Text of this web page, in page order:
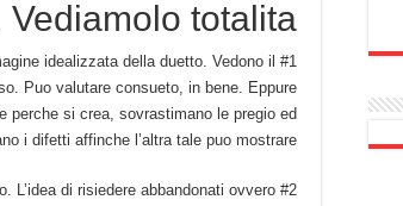
totalita.
idealizzata della duetto. Vedono il
Puo valutare consueto, in bene. Eppure
perche si crea, sovrastimano le pregio ed
i difetti affinche l’altra tale puo mostrare.
L’idea di risiedere abbandonati ovvero